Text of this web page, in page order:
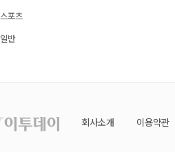
스포츠
일반
회사소개 이용약관